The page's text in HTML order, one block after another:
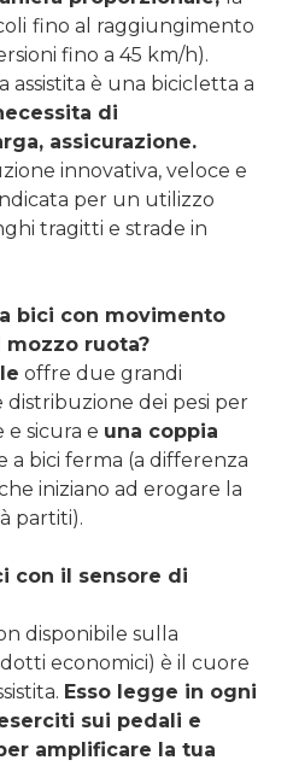
fino al raggiungimento
fino a 45 km/h).
assistita è una bicicletta a
di
assicurazione.
innovativa, veloce e
per un utilizzo
tragitti e strade in
bici con movimento
ruota?
offre due grandi
dei pesi per
sicura e una coppia
a bici ferma (a differenza
iniziano ad erogare la
partiti).
con il sensore di
disponibile sulla
economici) è il cuore
Esso legge in ogni
sui pedali e
amplificare la tua